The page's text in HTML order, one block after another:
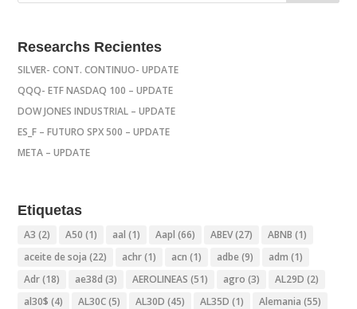
Researchs Recientes
SILVER- CONT. CONTINUO- UPDATE
QQQ- ETF NASDAQ 100 – UPDATE
DOW JONES INDUSTRIAL – UPDATE
ES_F – FUTURO SPX 500 – UPDATE
META – UPDATE
Etiquetas
A3 (2) A50 (1) aal (1) Aapl (66) ABEV(27) ABNB (1)
aceite de soja (22) achr(1) acn (1) adbe (9) adm (1)
Adr(18) ae38d (3) AEROLINEAS (51) agro (3) AL29D (2)
al30$ (4) AL30C(5) AL30D (45) AL35D (1) Alemania (55)